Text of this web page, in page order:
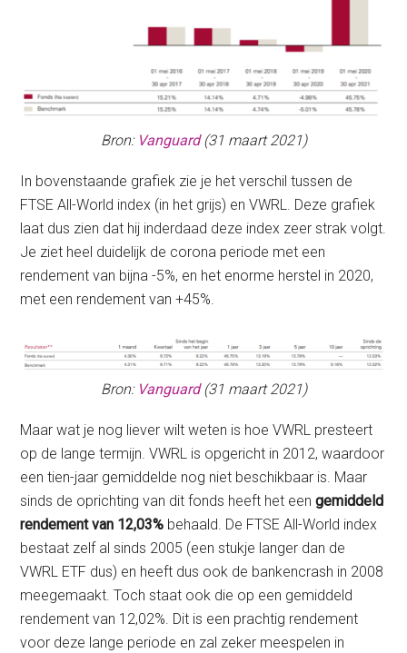
Bron: Vanguard(31 maart 2021)
In bovenstaande grafiek zie je het verschil tussen de
FTSE All-World index (in het grijs) en VWRL. Deze grafiek
laat dus zien dat hij inderdaad deze index zeer strak volgt.
Je ziet heel duidelijk de corona periode met een
rendement van bijna -5%, en het enorme herstel in 2020,
met een rendement van +45%.
Bron: Vanguard(31 maart 2021)
Maar wat je nog liever wilt weten is hoe VWRL presteert
op de lange termijn. VWRL is opgericht in 2012, waardoor
een tien-jaar gemiddelde nog niet beschikbaar is. Maar
sinds de oprichting van dit fonds heeft het eengemiddeld
rendement van 12,03% behaald. De FTSE All-World index
bestaat zelf al sinds 2005 (een stukje langer dan de
VWRL ETF dus) en heeft dus ook de bankencrash in 2008
meegemaakt. Toch staat ook die op een gemiddeld
rendement van 12,02%. Dit is een prachtig rendement
voor deze lange periode en zal zeker meespelen in